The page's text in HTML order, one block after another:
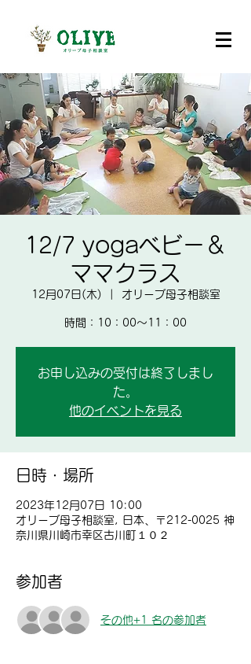
12/7 yogaベビー＆
ママクラス
12月07日(木) オリーブ母子相談室
時間：10：00～11：00
お申し込みの受付は終了しまし
た。
他のイベントを見る
日時・場所
2023年12月07日 10:00
オリーブ母子相談室, 日本、〒212-0025 神
奈川県川崎市幸区古川町１０２
参加者
その他+1 名の参加者